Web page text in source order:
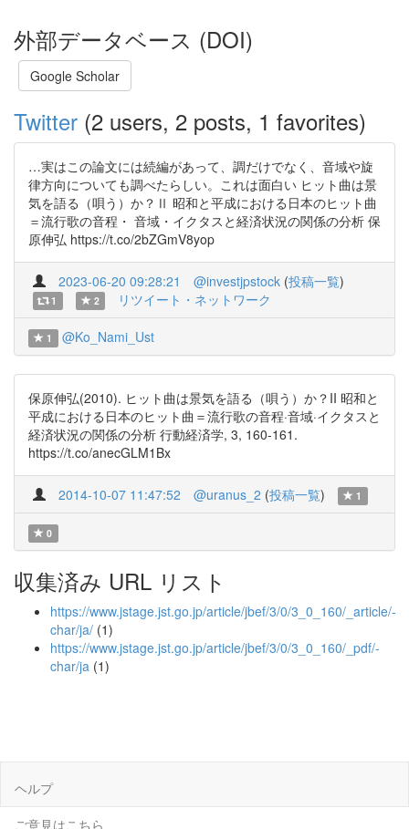
外部データベース (DOI)
Google Scholar
Twitter (2 users, 2 posts, 1 favorites)
…実はこの論文には続編があって、調だけでなく、音域や旋
律方向についても調べたらしい。これは面白い ヒット曲は景
気を語る（唄う）か？Ⅱ 昭和と平成における日本のヒット曲
＝流行歌の音程・ 音域・イクタスと経済状況の関係の分析 保
原伸弘 https://t.co/2bZGmV8yop
2023-06-20 09:28:21 @investjpstock (投稿一覧)
1 2 リツイート・ネットワーク
1 @Ko_Nami_Ust
保原伸弘(2010). ヒット曲は景気を語る（唄う）か？II 昭和と
平成における日本のヒット曲＝流行歌の音程·音域·イクタスと
経済状況の関係の分析 行動経済学, 3, 160-161.
https://t.co/anecGLM1Bx
2014-10-07 11:47:52 @uranus_2 (投稿一覧) 1
0
収集済み URL リスト
https://www.jstage.jst.go.jp/article/jbef/3/0/3_0_160/_article/-
char/ja/ (1)
https://www.jstage.jst.go.jp/article/jbef/3/0/3_0_160/_pdf/-
char/ja (1)
ヘルプ
ご意見はこちら